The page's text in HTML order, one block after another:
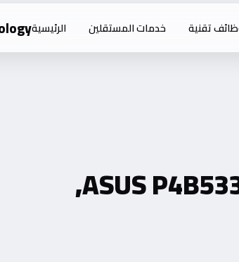
الرئيسية خدمات المستقلين تقنية
ASUS